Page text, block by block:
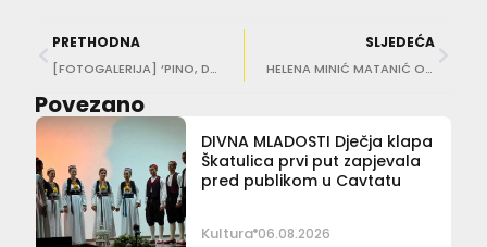
PRETHODNA
[FOTOGALERIJA] ‘PINO, DUBROVNIK I JOŠ PONEŠTO’ Izložba akademskog slikara Josipa Trostmanna
SLJEDEĆA
HELENA MINIĆ MATANIĆ Orlando je kruna moje karijere!
Povezano
DIVNA MLADOSTI Dječja klapa
Škatulica prvi put zapjevala
pred publikom u Cavtatu
Kultura 06.08.2026